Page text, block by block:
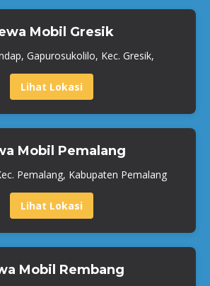
Mobil Gresik
Gapurosukolilo, Kec. Gresik,
Lihat Lokasi
Mobil Pemalang
Pemalang, Kabupaten Pemalang
Lihat Lokasi
Mobil Rembang